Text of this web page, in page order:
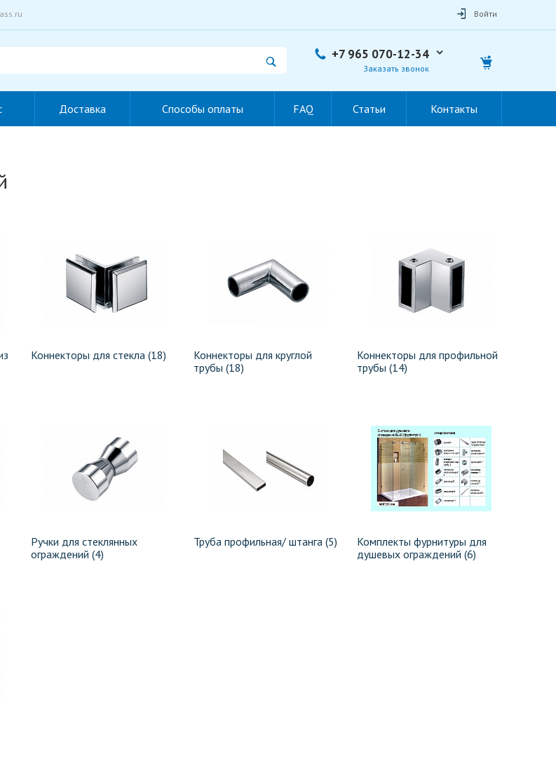
Войти
+7 965 070-12-34
Заказать звонок
Доставка Способы оплаты FAQ Статьи Контакты
Коннекторы для стекла (18)
Коннекторы для круглой
трубы (18)
Коннекторы для профильной
трубы (14)
Ручки для стеклянных
ограждений (4)
Труба профильная/ штанга (5)
Комплекты фурнитуры для
душевых ограждений (6)